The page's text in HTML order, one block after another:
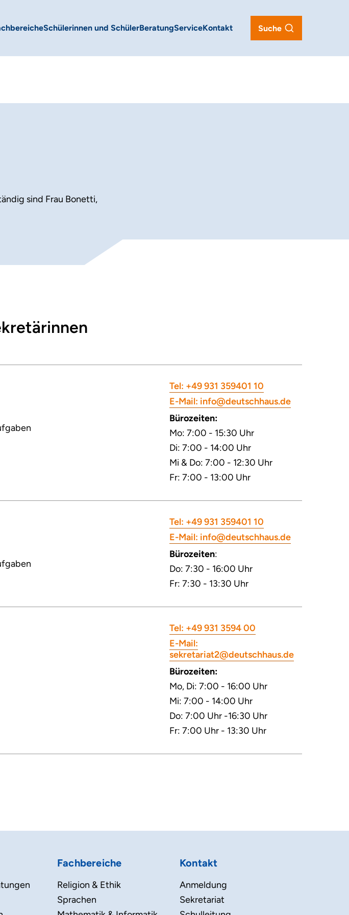
Schülerinnen und SchülerBeratungServiceKontakt Suche
sind Frau Bonetti,
Tel: +49 931 359401 10
E-Mail: info@deutschhaus.de
Bürozeiten:
Mo: 7:00 - 15:30 Uhr
Di: 7:00 - 14:00 Uhr
Mi & Do: 7:00 - 12:30 Uhr
Fr: 7:00 - 13:00 Uhr
Tel: +49 931 359401 10
E-Mail: info@deutschhaus.de
Bürozeiten:
Do: 7:30 - 16:00 Uhr
Fr: 7:30 - 13:30 Uhr
Tel: +49 931 3594 00
E-Mail:
sekretariat2@deutschhaus.de
Bürozeiten:
Mo, Di: 7:00 - 16:00 Uhr
Mi: 7:00 - 14:00 Uhr
Do: 7:00 Uhr -16:30 Uhr
Fr: 7:00 Uhr - 13:30 Uhr
Fachbereiche
Religion & Ethik
Sprachen
Kontakt
Anmeldung
Sekretariat